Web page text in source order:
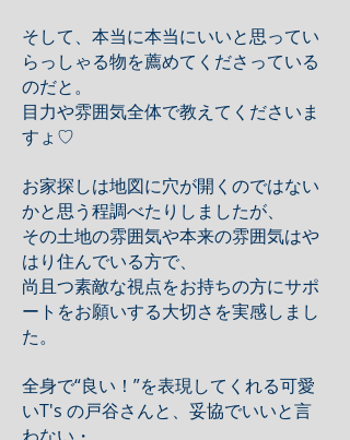
そして、本当に本当にいいと思ってい
らっしゃる物を薦めてくださっている
のだと。
目力や雰囲気全体で教えてくださいま
すょ♡
お家探しは地図に穴が開くのではない
かと思う程調べたりしましたが、
その土地の雰囲気や本来の雰囲気はや
はり住んでいる方で、
尚且つ素敵な視点をお持ちの方にサポ
ートをお願いする大切さを実感しまし
た。
全身で“良い！”を表現してくれる可愛
いT's の戸谷さんと、妥協でいいと言